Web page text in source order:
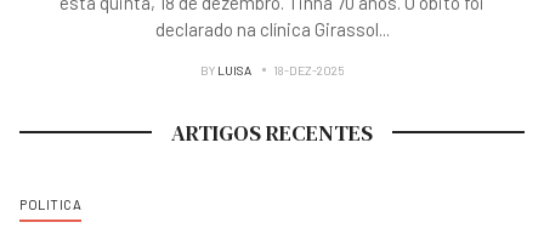
declarado na clínica Girassol...
BY LUISA 18-DEZ-2025
ARTIGOS RECENTES
POLITICA